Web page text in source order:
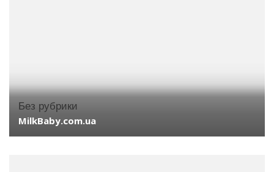
Без рубрики
MilkBaby.com.ua